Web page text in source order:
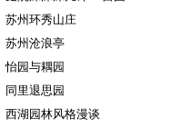
苏州环秀山庄
苏州沧浪亭
怡园与耦园
同里退思园
西湖园林风格漫谈